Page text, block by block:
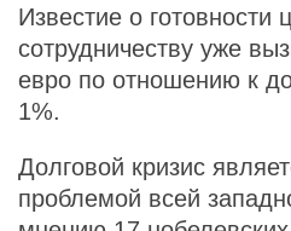
Известие о готовности
сотрудничеству уже
евро по отношению к
1%.
Долговой кризис
проблемой всей